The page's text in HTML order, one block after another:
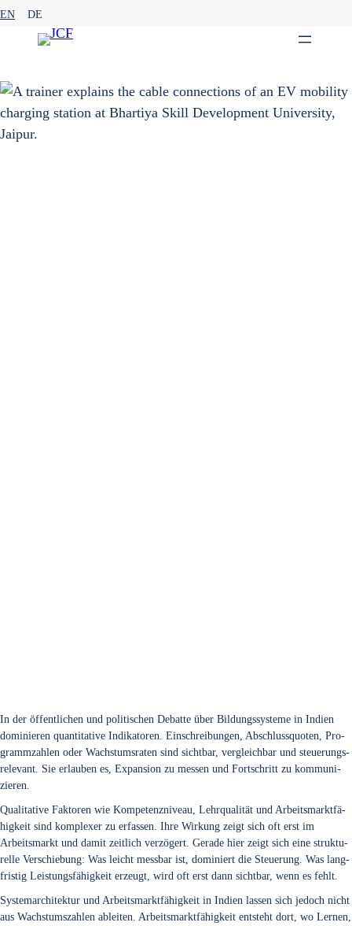
Zum
EN DE
In der öffent­li­chen und poli­ti­schen Debat­te über Bil­dungs­sys­te­me in Indi­en
domi­nie­ren quan­ti­ta­ti­ve Indi­ka­to­ren. Ein­schrei­bun­gen, Abschluss­quo­ten, Pro­
gramm­zah­len oder Wachs­tums­ra­ten sind sicht­bar, ver­gleich­bar und steue­rungs­
re­le­vant. Sie erlau­ben es, Expan­si­on zu mes­sen und Fort­schritt zu kom­mu­ni­
zie­ren.
Qua­li­ta­ti­ve Fak­to­ren wie Kom­pe­tenz­ni­veau, Lehr­qua­li­tät und Arbeits­markt­fä­
hig­keit sind kom­ple­xer zu erfas­sen. Ihre Wir­kung zeigt sich oft erst im
Arbeits­markt und damit zeit­lich ver­zö­gert. Gera­de hier zeigt sich eine struk­tu­
rel­le Ver­schie­bung: Was leicht mess­bar ist, domi­niert die Steue­rung. Was lang­
fris­tig Leis­tungs­fä­hig­keit erzeugt, wird oft erst dann sicht­bar, wenn es fehlt.
Sys­tem­ar­chi­tek­tur und Arbeits­markt­fä­hig­keit in Indi­en las­sen sich jedoch nicht
aus Wachs­tums­zah­len ablei­ten. Arbeits­markt­fä­hig­keit ent­steht dort, wo Ler­nen,